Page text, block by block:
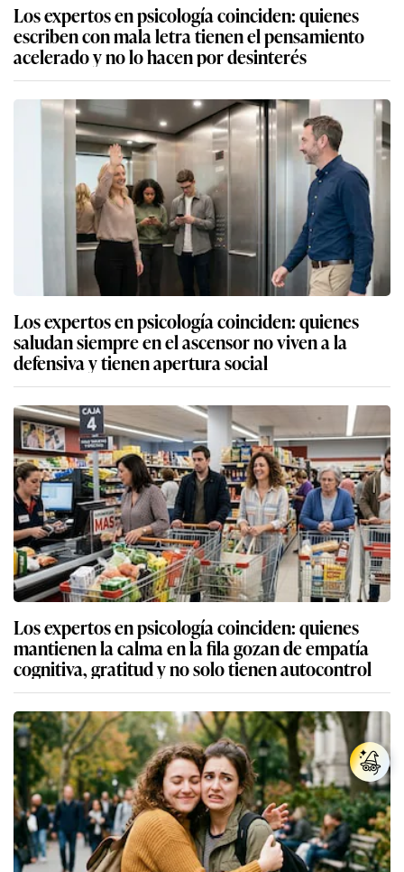
Los expertos en psicología coinciden: quienes
escriben con mala letra tienen el pensamiento
acelerado y no lo hacen por desinterés
Los expertos en psicología coinciden: quienes
saludan siempre en el ascensor no viven a la
defensiva y tienen apertura social
Los expertos en psicología coinciden: quienes
mantienen la calma en la fila gozan de empatía
cognitiva, gratitud y no solo tienen autocontrol